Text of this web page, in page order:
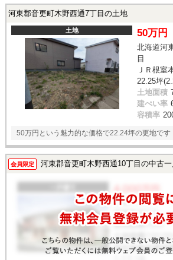
河東郡音更町木野西通7丁目の土地
土地 50万円
北海道河
目
ＪＲ根室
22.25坪
土地面積
建ぺい率
容積率
50万円という魅力的な価格で22.24坪の更地です
会員限定 河東郡音更町木野西通10丁目の中古